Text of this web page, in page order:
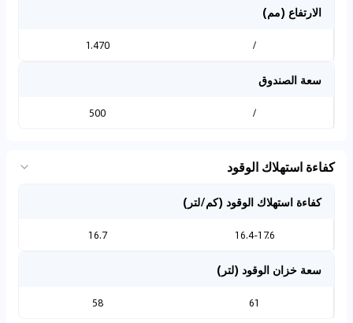
الارتفاع (مم)
/
1.470
سعة الصندوق
/
500
كفاءة استهلاك الوقود
كفاءة استهلاك الوقود (كم/لتر)
16.4-17.6
16.7
سعة خزان الوقود (لتر)
61
58